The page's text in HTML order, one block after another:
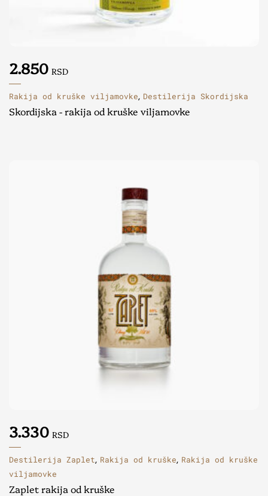
2.850 RSD
Rakija od kruške viljamovke, Destilerija Skordijska
Skordijska - rakija od kruške viljamovke
3.330 RSD
Destilerija Zaplet, Rakija od kruške, Rakija od kruške
viljamovke
Zaplet rakija od kruške